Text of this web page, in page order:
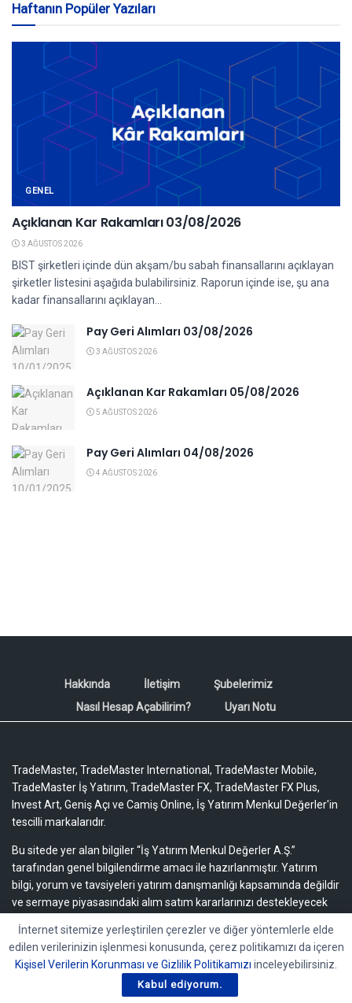
Haftanın Popüler Yazıları
GENEL
Açıklanan Kar Rakamları 03/08/2026
3 AĞUSTOS 2026
BIST şirketleri içinde dün akşam/bu sabah finansallarını açıklayan
şirketler listesini aşağıda bulabilirsiniz. Raporun içinde ise, şu ana
kadar finansallarını açıklayan...
Pay Geri Alımları 03/08/2026
3 AĞUSTOS 2026
Açıklanan Kar Rakamları 05/08/2026
5 AĞUSTOS 2026
Pay Geri Alımları 04/08/2026
4 AĞUSTOS 2026
Hakkında İletişim
Şubelerimiz
Nasıl Hesap Açabilirim?
Uyarı Notu
TradeMaster, TradeMaster International, TradeMaster Mobile,
TradeMaster İş Yatırım, TradeMaster FX, TradeMaster FX Plus,
Invest Art, Geniş Açı ve Camiş Online, İş Yatırım Menkul Değerler'in
tescilli markalarıdır.
Bu sitede yer alan bilgiler “İş Yatırım Menkul Değerler A.Ş.”
tarafından genel bilgilendirme amacı ile hazırlanmıştır. Yatırım
bilgi, yorum ve tavsiyeleri yatırım danışmanlığı kapsamında değildir
ve sermaye piyasasındaki alım satım kararlarınızı destekleyecek
Bu içeriğe ilişkin tüm telif hakları İş Yatırım Menkul Değerler A.Ş.’ye
aittir. Bu içerik, açık iznimiz olmaksızın başkaları tarafından
herhangi bir amaçla, kısmen veya tamamen çoğaltılamaz,
dağıtılamaz, yayımlanamaz veya değiştirilemez.
İnternet sitemize yerleştirilen çerezler ve diğer yöntemlerle elde
edilen verilerinizin işlenmesi konusunda, çerez politikamızı da içeren
Kişisel Verilerin Korunması ve Gizlilik Politikamızı inceleyebilirsiniz.
Kabul ediyorum.